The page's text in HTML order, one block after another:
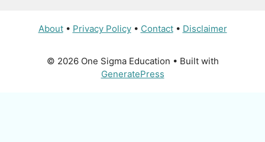
About• Privacy Policy• Contact• Disclaimer
© 2026 One Sigma Education • Built with
GeneratePress